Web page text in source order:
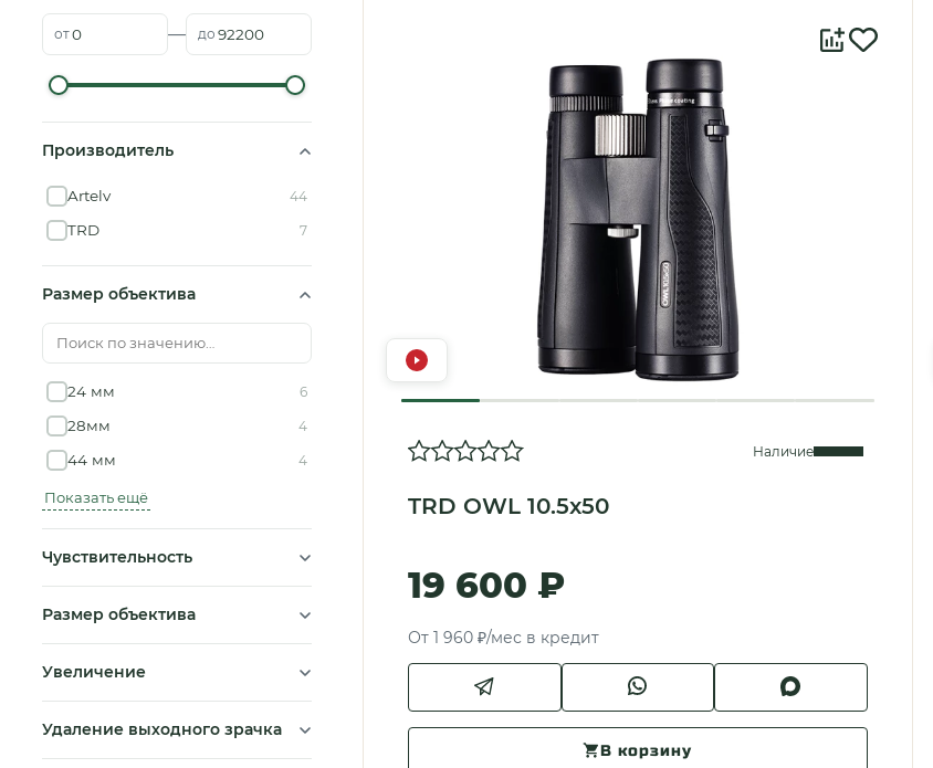
Аксессуары для
от — до
Производитель
Artelv 44
TRD 7
Размер объектива
24 мм 6
28мм 4
44 мм 4
Показать ещё
Чувствительность
Размер объектива
Увеличение
Удаление выходного зрачка
Наличие
TRD OWL 10.5x50
19 600 ₽
От 1 960 ₽/мес в кредит
В корзину